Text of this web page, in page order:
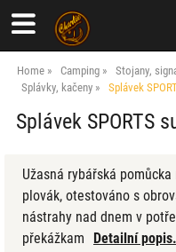
Home Camping
Stojany,
Splávky, kačeny
Splávek
Splávek SPORTS
Užasná rybářská
plovák, otestováno s
nástrahy nad dnem v
překážkam Detailní